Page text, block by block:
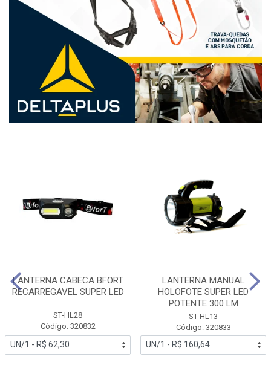
LANTERNA CABECA BFORT
RECARREGAVEL SUPER LED
ST-HL28
Código: 320832
LANTERNA MANUAL
HOLOFOTE SUPER LED
POTENTE 300 LM
ST-HL13
Código: 320833